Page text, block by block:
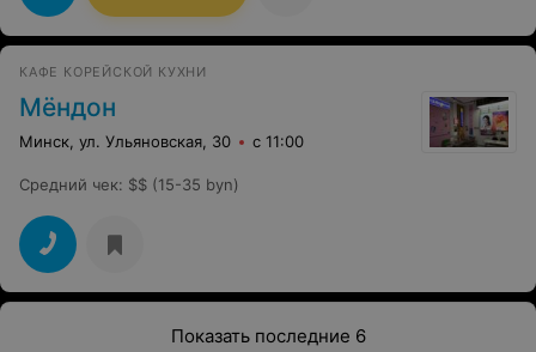
КАФЕ КОРЕЙСКОЙ КУХНИ
Мёндон
Минск, ул. Ульяновская, 30 с 11:00
Средний чек: $$ (15-35 byn)
Показать последние 6